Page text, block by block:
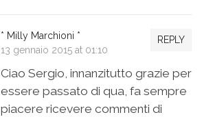
REPLY
* Milly Marchioni *
13 gennaio 2015 at 01:10
Ciao Sergio, innanzitutto grazie per
essere passato di qua, fa sempre
piacere ricevere commenti di